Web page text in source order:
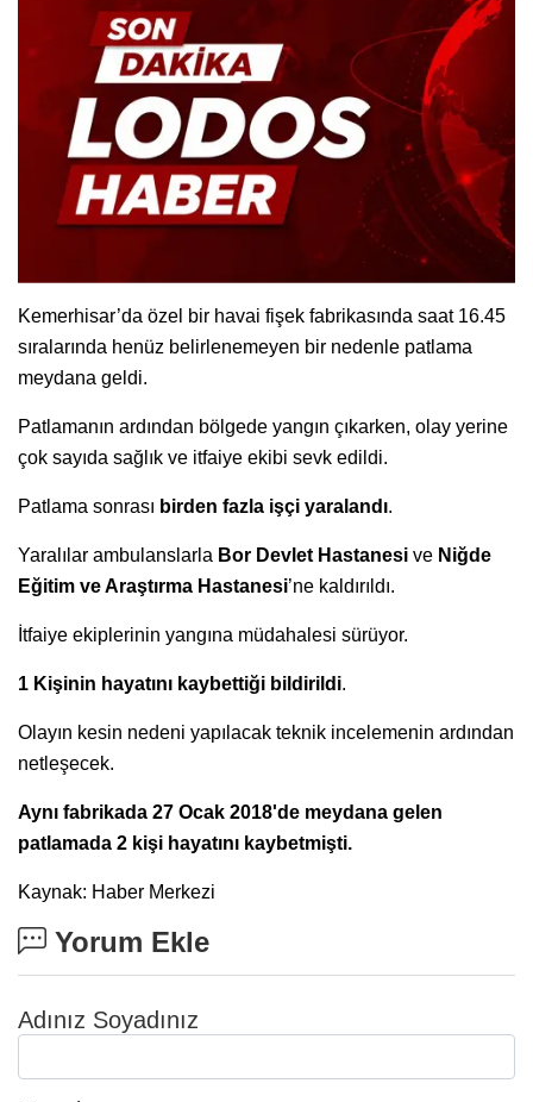
Kemerhisar’da özel bir havai fişek fabrikasında saat 16.45
sıralarında henüz belirlenemeyen bir nedenle patlama
meydana geldi.
Patlamanın ardından bölgede yangın çıkarken, olay yerine
çok sayıda sağlık ve itfaiye ekibi sevk edildi.
Patlama sonrası birden fazla işçi yaralandı.
Yaralılar ambulanslarla Bor Devlet Hastanesi ve Niğde
Eğitim ve Araştırma Hastanesi’ne kaldırıldı.
İtfaiye ekiplerinin yangına müdahalesi sürüyor.
1 Kişinin hayatını kaybettiği bildirildi.
Olayın kesin nedeni yapılacak teknik incelemenin ardından
netleşecek.
Aynı fabrikada 27 Ocak 2018'de meydana gelen
patlamada 2 kişi hayatını kaybetmişti.
Kaynak: Haber Merkezi
Yorum Ekle
Adınız Soyadınız